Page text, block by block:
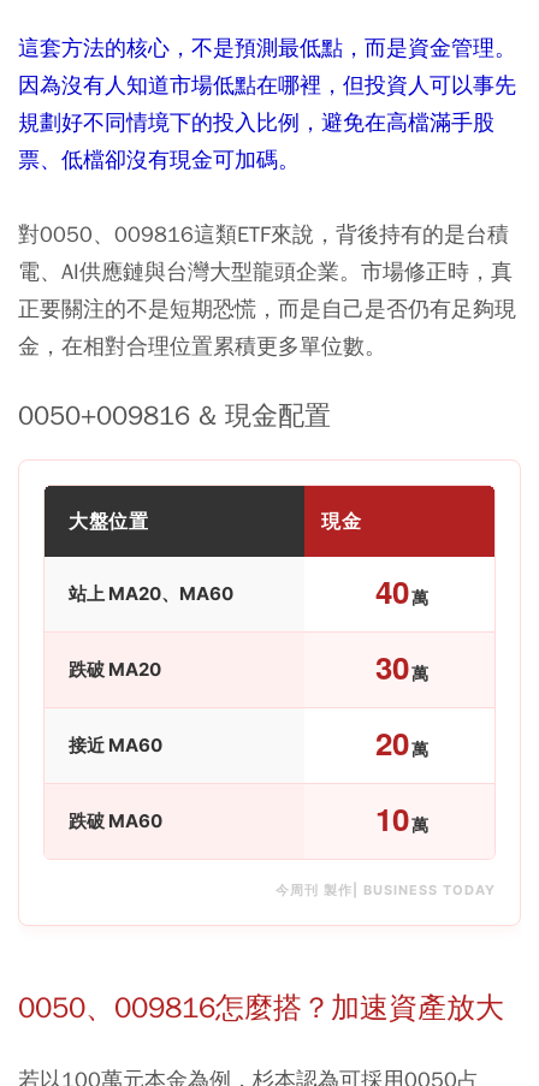
這套方法的核心，不是預測最低點，而是資金管理。
因為沒有人知道市場低點在哪裡，但投資人可以事先
規劃好不同情境下的投入比例，避免在高檔滿手股
票、低檔卻沒有現金可加碼。
對0050、009816這類ETF來說，背後持有的是台積
電、AI供應鏈與台灣大型龍頭企業。市場修正時，真
正要關注的不是短期恐慌，而是自己是否仍有足夠現
金，在相對合理位置累積更多單位數。
0050+009816 & 現金配置
大盤位置 現金
站上 MA20、MA60 40萬
跌破 MA20 30萬
接近 MA60 20萬
跌破 MA60 10萬
今周刊 製作| BUSINESS TODAY
0050、009816怎麼搭？加速資產放大
若以100萬元本金為例，杉本認為可採用0050占